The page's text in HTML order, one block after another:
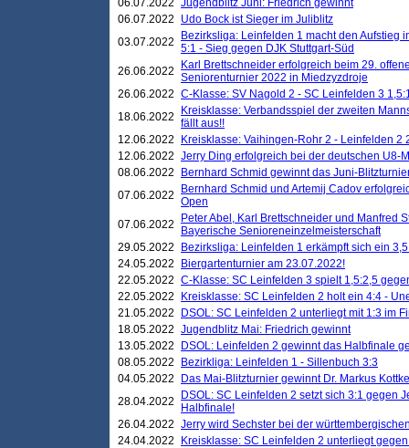
06.07.2022 Jugendblitz Juni: Friedrich gewinnt
06.07.2022
Udo Bock ist Sieger im Juliblitz
03.07.2022
Bezirksliga: Leinfelden 1 macht den Aufstieg
5:1 - Sieg gegen DJK Stuttgart-Süd
26.06.2022
Karl Brettschneider erfolgreich beim 29.
Seniorenturnier 2022 in Miedzyzdroje
26.06.2022 C-Klasse: SV Nagold 2 - SC Leinfelden 3
18.06.2022
Kreisklasse: Verbandsspiel der zweiten
fällt aus!!
12.06.2022
Kreisklasse: Vaihingen-Rohr 2 - Leinfelden 2
12.06.2022 Jerry Ding erfolgreich bei der deutschen U8-
08.06.2022
Bernhard Schmid gewinnt das Juni-
07.06.2022
Bernhard Schmid und Artemij Cadov
Open
07.06.2022
Peter Abel, Karl Brettschneider und Manfred
Bayerische Senioreneinzelmeisterschaft
29.05.2022
Bezirksliga: Leinfelden 1 erkämpft sich ein
24.05.2022
Biergartenturnier am 23.07.2022!
22.05.2022 C-Klasse: SC Leinfelden 3 spielt 1,5:2,5
22.05.2022
Kreisklasse: SC Leinfelden 2 holt ein 4:4 -
21.05.2022
DSOL: SC Leinfelden 2 unterliegt mit 1:3 im
18.05.2022 Jugendblitz Mai: Friedrich gewinnt
13.05.2022
DSOL: Leinfelden 2 gewinnt das Halbfinale
08.05.2022
Bezirkliga: Leinfelden 1 - Sillenbuch 3:3
04.05.2022
Das Mai-Blitzturnier gewinnt Dr. Markus
28.04.2022
DSOL: SC Leinfelden 2 setzt sich 3:1 gegen
Halbfinale!
26.04.2022 Jerry wird Sechster bei der
24.04.2022
Kreisklasse: SC Leinfelden 2 unterliegt